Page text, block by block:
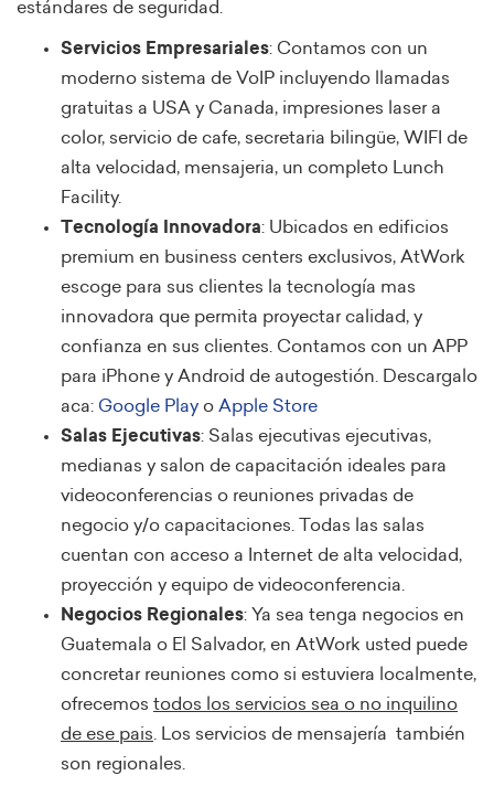
estándares de seguridad.
Servicios Empresariales: Contamos con un
moderno sistema de VoIP incluyendo llamadas
gratuitas a USA y Canada, impresiones laser a
color, servicio de cafe, secretaria bilingüe, WIFI de
alta velocidad, mensajeria, un completo Lunch
Facility.
Tecnología Innovadora: Ubicados en edificios
premium en business centers exclusivos, AtWork
escoge para sus clientes la tecnología mas
innovadora que permita proyectar calidad, y
confianza en sus clientes. Contamos con un APP
para iPhone y Android de autogestión. Descargalo
aca: Google Play o Apple Store
Salas Ejecutivas: Salas ejecutivas ejecutivas,
medianas y salon de capacitación ideales para
videoconferencias o reuniones privadas de
negocio y/o capacitaciones. Todas las salas
cuentan con acceso a Internet de alta velocidad,
proyección y equipo de videoconferencia.
Negocios Regionales: Ya sea tenga negocios en
Guatemala o El Salvador, en AtWork usted puede
concretar reuniones como si estuviera localmente,
ofrecemos todos los servicios sea o no inquilino
de ese pais . Los servicios de mensajería también
son regionales.